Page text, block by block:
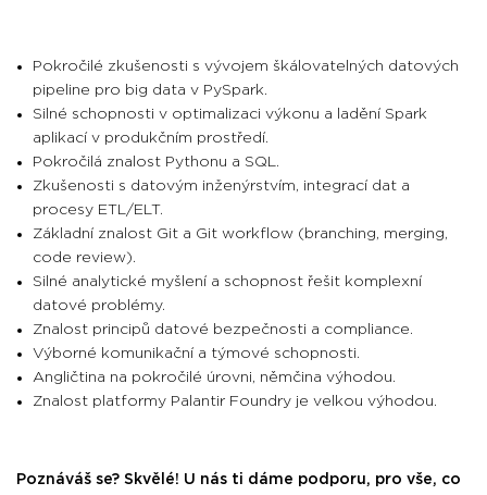
Pokročilé zkušenosti s vývojem škálovatelných datových
pipeline pro big data v PySpark.
Silné schopnosti v optimalizaci výkonu a ladění Spark
aplikací v produkčním prostředí.
Pokročilá znalost Pythonu a SQL.
Zkušenosti s datovým inženýrstvím, integrací dat a
procesy ETL/ELT.
Základní znalost Git a Git workflow (branching, merging,
code review).
Silné analytické myšlení a schopnost řešit komplexní
datové problémy.
Znalost principů datové bezpečnosti a compliance.
Výborné komunikační a týmové schopnosti.
Angličtina na pokročilé úrovni, němčina výhodou.
Znalost platformy Palantir Foundry je velkou výhodou.
Poznáváš se? Skvělé! U nás ti dáme podporu, pro vše, co